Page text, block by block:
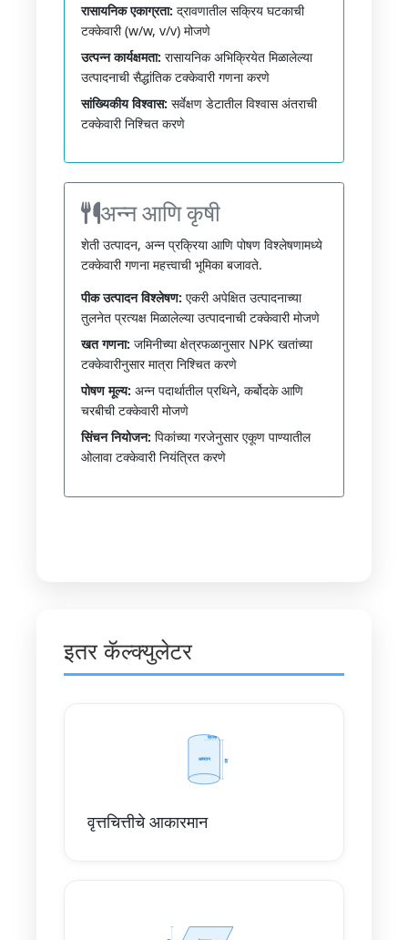
रासायनिक एकाग्रता: द्रावणातील सक्रिय घटकाची
टक्केवारी (w/w, v/v) मोजणे
उत्पन्न कार्यक्षमता: रासायनिक अभिक्रियेत मिळालेल्या
उत्पादनाची सैद्धांतिक टक्केवारी गणना करणे
सांख्यिकीय विश्वास: सर्वेक्षण डेटातील विश्वास अंतराची
टक्केवारी निश्चित करणे
अन्न आणि कृषी
शेती उत्पादन, अन्न प्रक्रिया आणि पोषण विश्लेषणामध्ये
टक्केवारी गणना महत्त्वाची भूमिका बजावते.
पीक उत्पादन विश्लेषण: एकरी अपेक्षित उत्पादनाच्या
तुलनेत प्रत्यक्ष मिळालेल्या उत्पादनाची टक्केवारी मोजणे
खत गणना: जमिनीच्या क्षेत्रफळानुसार NPK खतांच्या
टक्केवारीनुसार मात्रा निश्चित करणे
पोषण मूल्य: अन्न पदार्थातील प्रथिने, कर्बोदके आणि
चरबीची टक्केवारी मोजणे
सिंचन नियोजन: पिकांच्या गरजेनुसार एकूण पाण्यातील
ओलावा टक्केवारी नियंत्रित करणे
इतर कॅल्क्युलेटर
वृत्तचित्तीचे आकारमान